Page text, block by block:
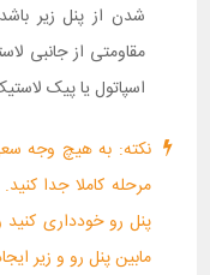
شدن از پنل زیر
مقاومتی از جانبی
اسپاتول یا پیک
نکته: به هیچ وجه
مرحله کاملا جدا
مابین پنل رو و زیر